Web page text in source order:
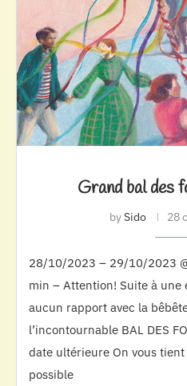
Grand bal des
bySido 28
28/10/2023 – 29/10/2023
min – Attention! Suite à une
aucun rapport avec la
l’incontournable BAL DES
date ultérieure On vous
possible